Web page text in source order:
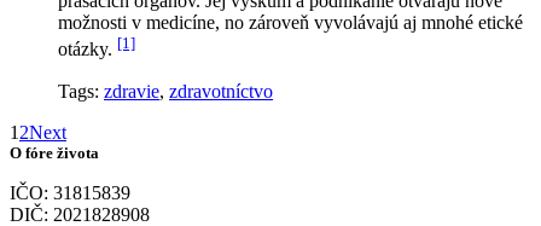
možnosti v medicíne, no zároveň vyvolávajú aj mnohé etické
otázky. [1]
Tags: zdravie, zdravotníctvo
1 2Next
O fóre života
IČO: 31815839
DIČ: 2021828908